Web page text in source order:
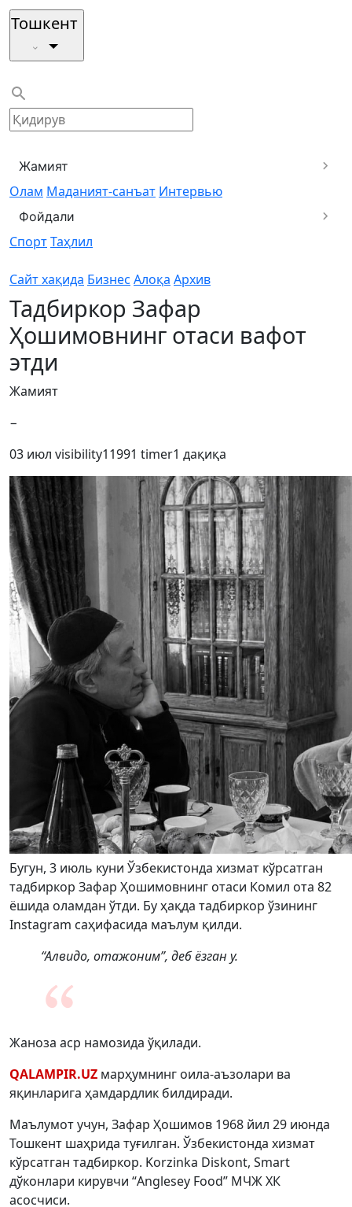
Тошкент
Жамият
Олам Маданият-санъат Интервью
Фойдали
СпортТаҳлил
Сайт хақида Бизнес Алоқа Архив
Тадбиркор Зафар
Ҳошимовнинг отаси вафот
этди
Жамият
−
03 июл visibility11991 timer1 дақиқа
Бугун, 3 июль куни Ўзбекистонда хизмат кўрсатган
тадбиркор Зафар Ҳошимовнинг отаси Комил ота 82
ёшида оламдан ўтди. Бу ҳақда тадбиркор ўзининг
Instagram саҳифасида маълум қилди.
“Алвидо, отажоним”, деб ёзган у.
Жаноза аср намозида ўқилади.
QALAMPIR.UZ марҳумнинг оила-аъзолари ва
яқинларига ҳамдардлик билдиради.
Маълумот учун, Зафар Ҳошимов 1968 йил 29 июнда
Тошкент шаҳрида туғилган. Ўзбекистонда хизмат
кўрсатган тадбиркор. Korzinka Diskont, Smart
дўконлари кирувчи “Anglesey Food” МЧЖ ХК
асосчиси.